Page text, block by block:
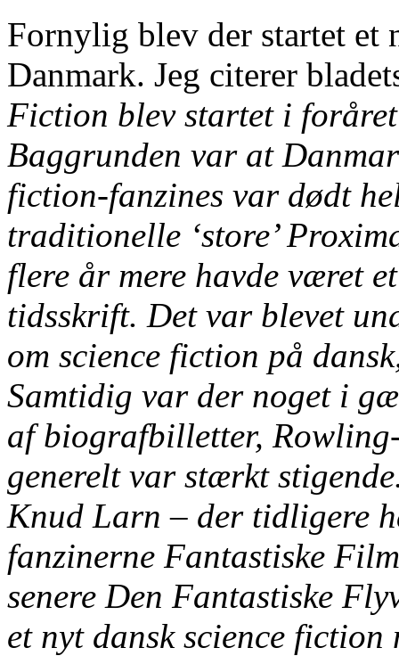
Fornylig blev der startet et
Danmark. Jeg citerer
Fiction blev startet i
Baggrunden var at
fiction-fanzines var dødt
traditionelle ‘store’
flere år mere havde været
tidsskrift. Det var blevet
om science fiction på
Samtidig var der noget i
af biografbilletter,
generelt var stærkt
Knud Larn – der tidligere
fanzinerne Fantastiske
senere Den Fantastiske
et nyt dansk science